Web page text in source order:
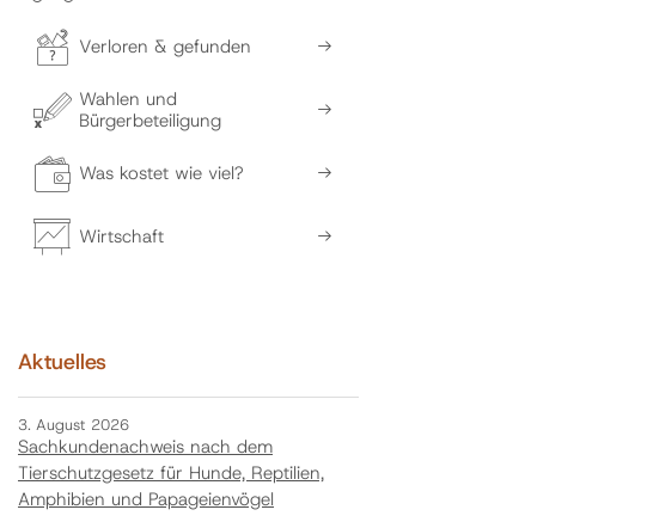
Verloren & gefunden
Wahlen und
Bürgerbeteiligung
Was kostet wie viel?
Wirtschaft
Aktuelles
3. August 2026
Sachkundenachweis nach dem
Tierschutzgesetz für Hunde, Reptilien,
Amphibien und Papageienvögel